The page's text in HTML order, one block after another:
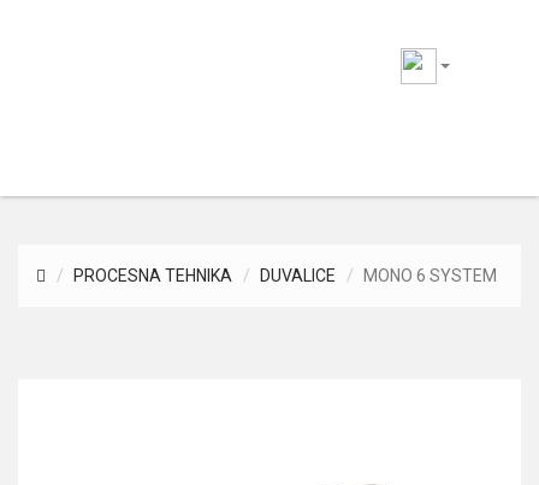
PROCESNA TEHNIKA DUVALICE MONO 6 SYSTEM